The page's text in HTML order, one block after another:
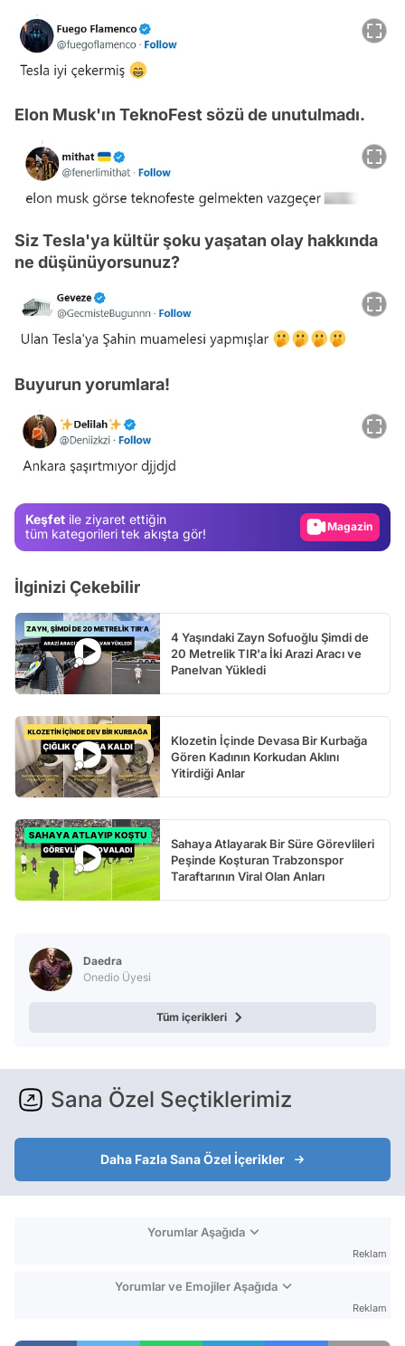
Elon Musk'ın TeknoFest sözü de unutulmadı.
Siz Tesla'ya kültür şoku yaşatan olay hakkında
ne düşünüyorsunuz?
Buyurun yorumlara!
Keşfet ile ziyaret ettiğin
tüm kategorileri tek akışta gör!
Video
Magazin
Video
İlginizi Çekebilir
4 Yaşındaki Zayn Sofuoğlu Şimdi de
20 Metrelik TIR'a İki Arazi Aracı ve
Panelvan Yükledi
Klozetin İçinde Devasa Bir Kurbağa
Gören Kadının Korkudan Aklını
Yitirdiği Anlar
Sahaya Atlayarak Bir Süre Görevlileri
Peşinde Koşturan Trabzonspor
Taraftarının Viral Olan Anları
Daedra
Onedio Üyesi
Tüm içerikleri
Sana Özel Seçtiklerimiz
Daha Fazla Sana Özel İçerikler
Yorumlar Aşağıda
Reklam
Yorumlar ve Emojiler Aşağıda
Reklam